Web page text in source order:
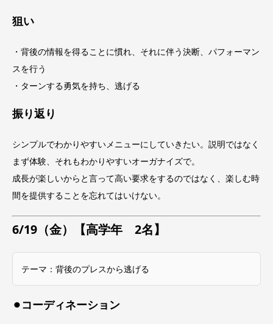
狙い
・背後の情報を得ることに慣れ、それに伴う決断、パフォーマン
スを行う
・ターンする勇気を持ち、逃げる
振り返り
シンプルでわかりやすいメニューにしていきたい。説明ではなく
まず体験、それもわかりやすいオーガナイズで。
成長が楽しいからと言って高い要求をするのではなく、楽しむ時
間を提供することを忘れてはいけない。
6/19（金）【高学年 2名】
テーマ：背後のプレスから逃げる
⚫︎コーディネーション